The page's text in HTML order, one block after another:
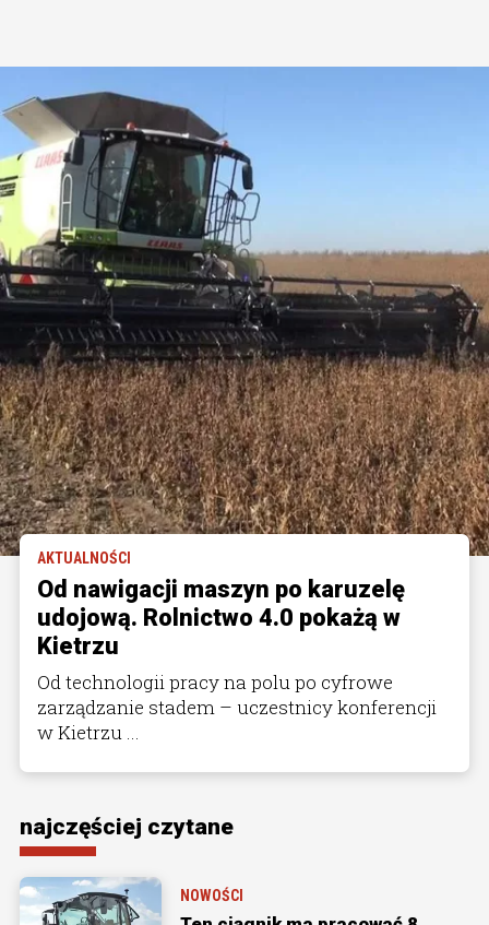
AKTUALNOŚCI
Od nawigacji maszyn po karuzelę
udojową. Rolnictwo 4.0 pokażą w
Kietrzu
Od technologii pracy na polu po cyfrowe
zarządzanie stadem – uczestnicy konferencji
w Kietrzu ...
najczęściej czytane
NOWOŚCI